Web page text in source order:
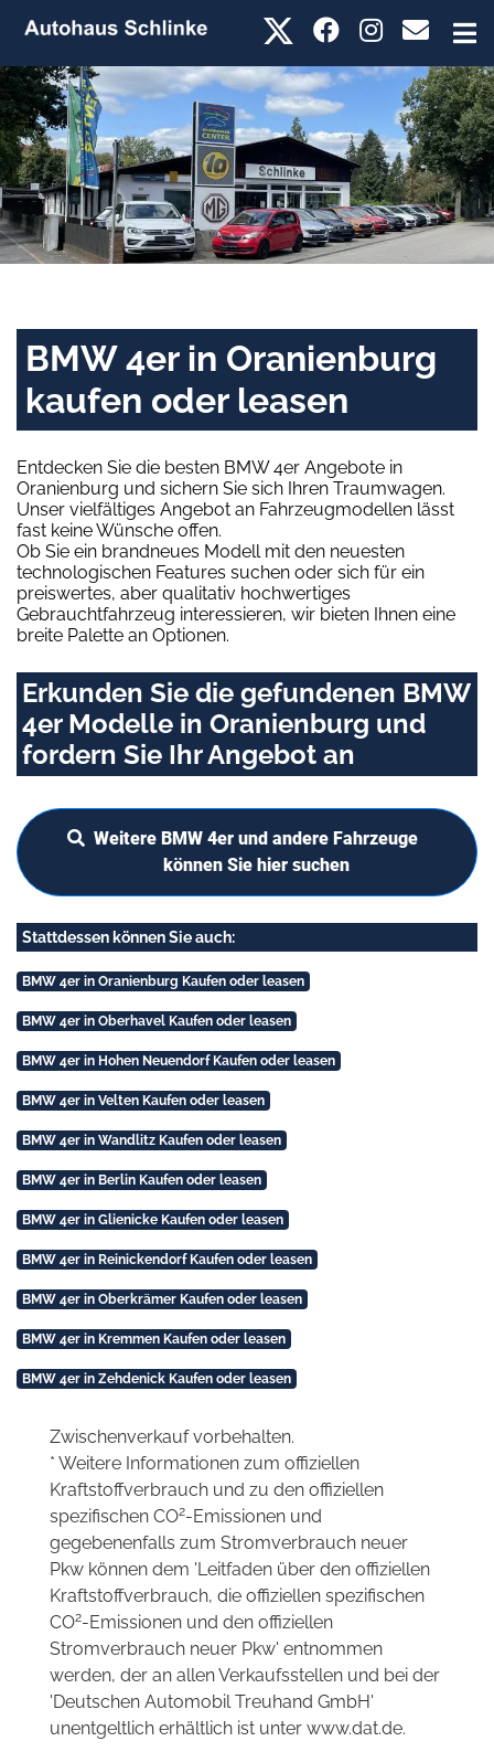
BMW 4er in Oranienburg
kaufen oder leasen
Entdecken Sie die besten BMW 4er Angebote in
Oranienburg und sichern Sie sich Ihren Traumwagen.
Unser vielfältiges Angebot an Fahrzeugmodellen lässt
fast keine Wünsche offen.
Ob Sie ein brandneues Modell mit den neuesten
technologischen Features suchen oder sich für ein
preiswertes, aber qualitativ hochwertiges
Gebrauchtfahrzeug interessieren, wir bieten Ihnen eine
breite Palette an Optionen.
Erkunden Sie die gefundenen BMW
4er Modelle in Oranienburg und
fordern Sie Ihr Angebot an
Weitere BMW 4er und andere Fahrzeuge
können Sie hier suchen
Stattdessen können Sie auch:
BMW 4er in Oranienburg Kaufen oder leasen
BMW 4er in Oberhavel Kaufen oder leasen
BMW 4er in Hohen Neuendorf Kaufen oder leasen
BMW 4er in Velten Kaufen oder leasen
BMW 4er in Wandlitz Kaufen oder leasen
BMW 4er in Berlin Kaufen oder leasen
BMW 4er in Glienicke Kaufen oder leasen
BMW 4er in Reinickendorf Kaufen oder leasen
BMW 4er in Oberkrämer Kaufen oder leasen
BMW 4er in Kremmen Kaufen oder leasen
BMW 4er in Zehdenick Kaufen oder leasen
Zwischenverkauf vorbehalten.
* Weitere Informationen zum offiziellen
Kraftstoffverbrauch und zu den offiziellen
spezifischen CO2-Emissionen und
gegebenenfalls zum Stromverbrauch neuer
Pkw können dem 'Leitfaden über den offiziellen
Kraftstoffverbrauch, die offiziellen spezifischen
CO2-Emissionen und den offiziellen
Stromverbrauch neuer Pkw' entnommen
werden, der an allen Verkaufsstellen und bei der
'Deutschen Automobil Treuhand GmbH'
unentgeltlich erhältlich ist unter www.dat.de.